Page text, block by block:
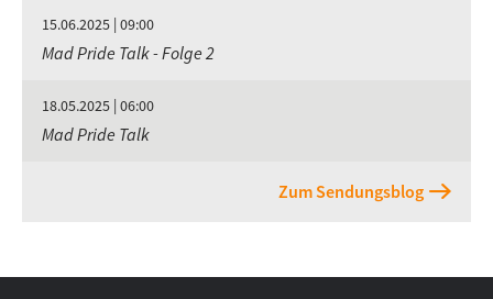
15.06.2025 | 09:00
Mad Pride Talk - Folge 2
18.05.2025 | 06:00
Mad Pride Talk
Zum Sendungsblog